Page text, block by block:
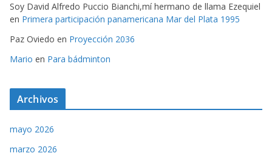
Soy David Alfredo Puccio Bianchi,mí hermano de llama Ezequiel
en Primera participación panamericana Mar del Plata 1995
Paz Oviedo en Proyección 2036
Mario en Para bádminton
Archivos
mayo 2026
marzo 2026